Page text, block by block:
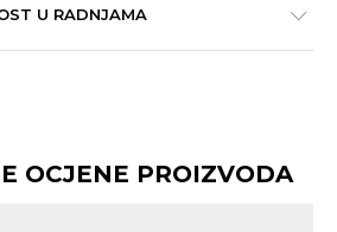
U RADNJAMA
OCJENE PROIZVODA